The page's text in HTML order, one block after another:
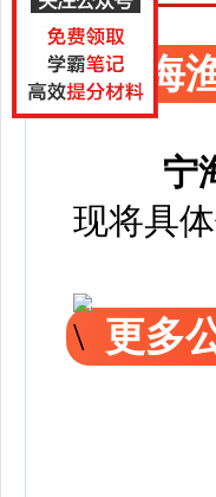
宁海
宁
现将具
更多